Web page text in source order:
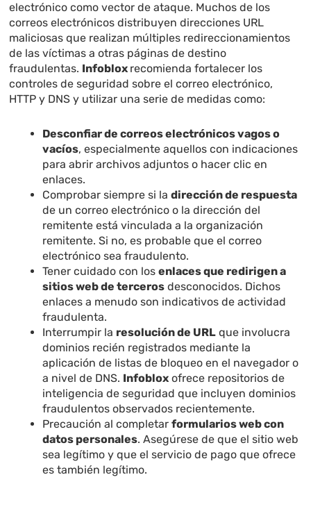
electrónico como vector de ataque. Muchos de los
correos electrónicos distribuyen direcciones URL
maliciosas que realizan múltiples redireccionamientos
de las víctimas a otras páginas de destino
fraudulentas. Infoblox recomienda fortalecer los
controles de seguridad sobre el correo electrónico,
HTTP y DNS y utilizar una serie de medidas como:
Desconfiar de correos electrónicos vagos o
vacíos, especialmente aquellos con indicaciones
para abrir archivos adjuntos o hacer clic en
enlaces.
Comprobar siempre si ladirección de respuesta
de un correo electrónico o la dirección del
remitente está vinculada a la organización
remitente. Si no, es probable que el correo
electrónico sea fraudulento.
Tener cuidado con losenlaces que redirigen a
sitios web de terceros desconocidos. Dichos
enlaces a menudo son indicativos de actividad
fraudulenta.
Interrumpir la resolución de URL que involucra
dominios recién registrados mediante la
aplicación de listas de bloqueo en el navegador o
a nivel de DNS. Infoblox ofrece repositorios de
inteligencia de seguridad que incluyen dominios
fraudulentos observados recientemente.
Precaución al completarformularios web con
datos personales. Asegúrese de que el sitio web
sea legítimo y que el servicio de pago que ofrece
es también legítimo.